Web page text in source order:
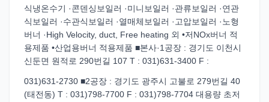
식냉온수기 ·콘덴싱보일러 ·미니보일러 ·관류보일러 ·연관
식보일러 ·수관식보일러 ·열매체보일러 ·고압보일러 ·노형
버너 ·High Velocity, duct, Free heating 외 •저NOx버너 적
용제품 •산업용버너 적용제품 ■본사·1공장 : 경기도 이천시
신둔면 원적로 290번길 107 T : 031)631-3400 F :
031)631-2730 ■2공장 : 경기도 광주시 고불로 279번길 40
(태전동) T : 031)798-7700 F : 031)798-7704 대용량 초저